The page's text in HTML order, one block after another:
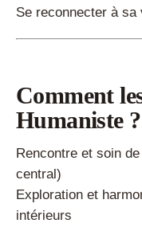
Se reconnecter à sa
Comment
Humaniste ?
Rencontre et soin
central)
Exploration et
intérieurs